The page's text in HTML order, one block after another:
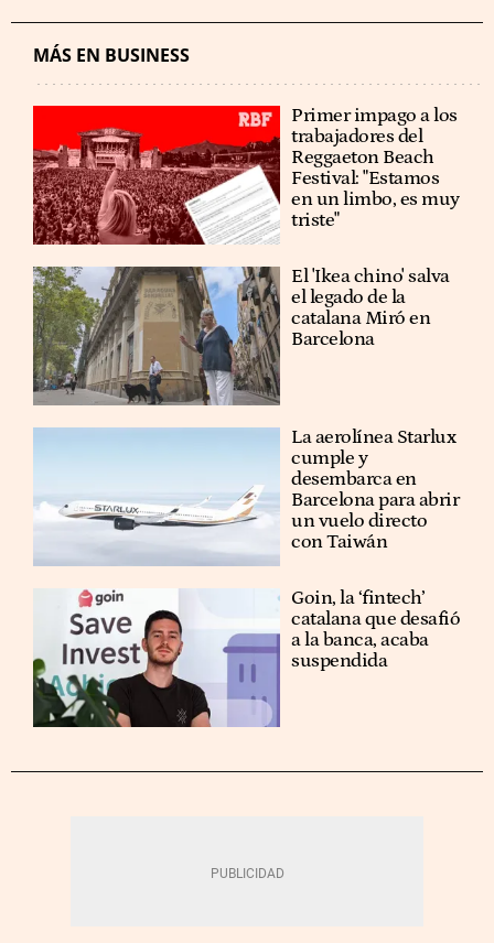
MÁS EN BUSINESS
Primer impago a los
trabajadores del
Reggaeton Beach
Festival: "Estamos
en un limbo, es muy
triste"
El 'Ikea chino' salva
el legado de la
catalana Miró en
Barcelona
La aerolínea Starlux
cumple y
desembarca en
Barcelona para abrir
un vuelo directo
con Taiwán
Goin, la ‘fintech’
catalana que desafió
a la banca, acaba
suspendida